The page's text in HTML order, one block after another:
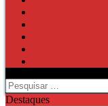
Pesquisar
por:
Destaques